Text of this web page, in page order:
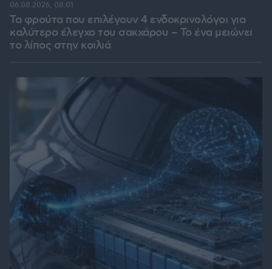
Τα φρούτα που επιλέγουν 4 ενδοκρινολόγοι για
καλύτερο έλεγχο του σακχάρου – Το ένα μειώνει
το λίπος στην κοιλιά
06.08.2026, 08:01